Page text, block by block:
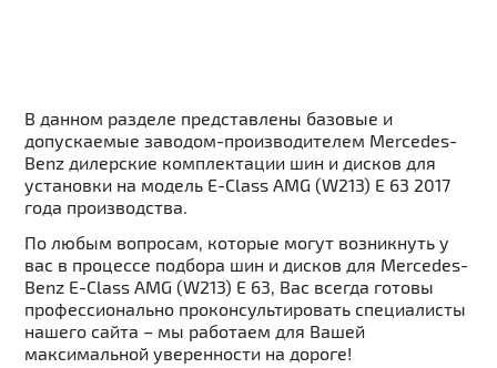
В данном разделе представлены базовые и
допускаемые заводом-производителем Mercedes-
Benz дилерские комплектации шин и дисков для
установки на модель E-Class AMG (W213) E 63 2017
года производства.
По любым вопросам, которые могут возникнуть у
вас в процессе подбора шин и дисков для Mercedes-
Benz E-Class AMG (W213) E 63, Вас всегда готовы
профессионально проконсультировать специалисты
нашего сайта – мы работаем для Вашей
максимальной уверенности на дороге!